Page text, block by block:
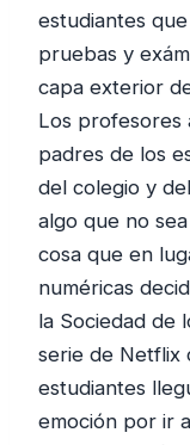
estudiantes
pruebas y
capa exterior
Los profesores
padres de los
del colegio y
algo que no
cosa que en
numéricas
la Sociedad de
serie de Netflix
estudiantes
emoción por ir